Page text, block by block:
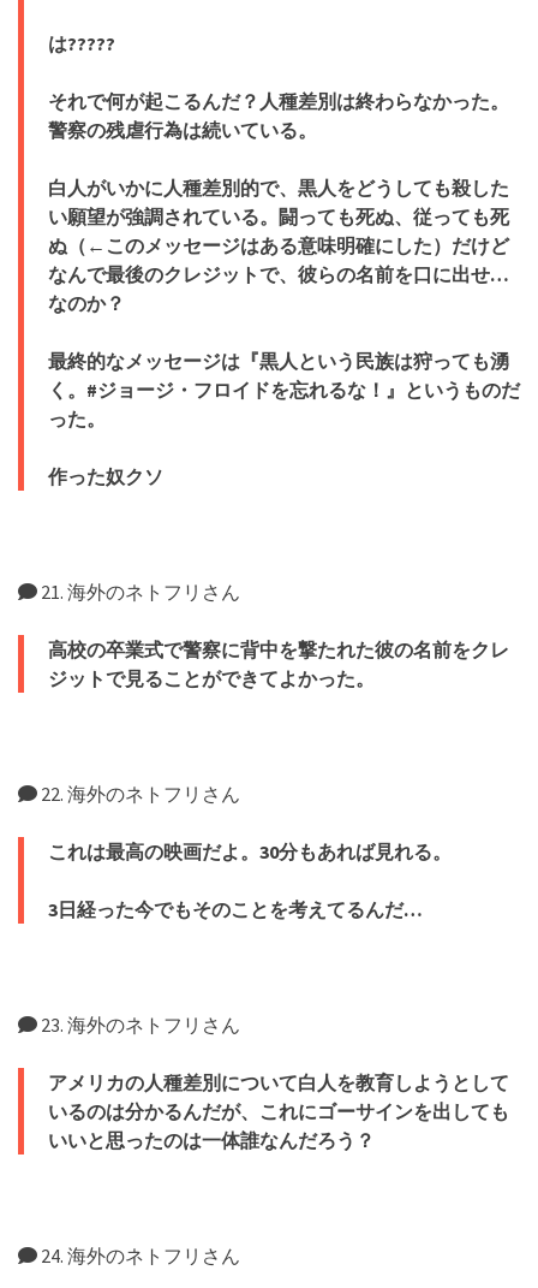
は?????
それで何が起こるんだ？人種差別は終わらなかった。
警察の残虐行為は続いている。
白人がいかに人種差別的で、黒人をどうしても殺した
い願望が強調されている。闘っても死ぬ、従っても死
ぬ（←このメッセージはある意味明確にした）だけど
なんで最後のクレジットで、彼らの名前を口に出せ…
なのか？
最終的なメッセージは『黒人という民族は狩っても湧
く。#ジョージ・フロイドを忘れるな！』というものだ
った。
作った奴クソ
21. 海外のネトフリさん
高校の卒業式で警察に背中を撃たれた彼の名前をクレ
ジットで見ることができてよかった。
22. 海外のネトフリさん
これは最高の映画だよ。30分もあれば見れる。
3日経った今でもそのことを考えてるんだ…
23. 海外のネトフリさん
アメリカの人種差別について白人を教育しようとして
いるのは分かるんだが、これにゴーサインを出しても
いいと思ったのは一体誰なんだろう？
24. 海外のネトフリさん